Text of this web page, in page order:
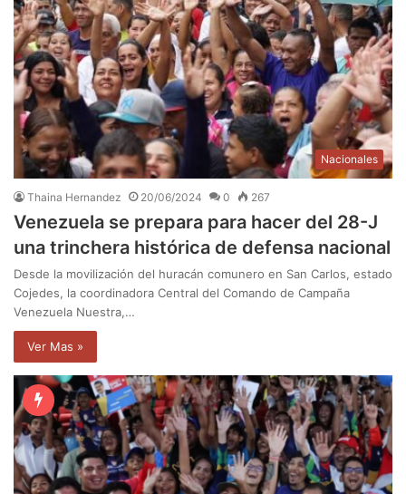
Nacionales
Thaina Hernandez 20/06/2024 0 267
Venezuela se prepara para hacer del 28-J
una trinchera histórica de defensa nacional
Desde la movilización del huracán comunero en San Carlos, estado
Cojedes, la coordinadora Central del Comando de Campaña
Venezuela Nuestra,…
Ver Mas »